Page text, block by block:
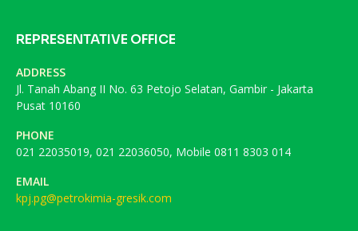
REPRESENTATIVE OFFICE
ADDRESS
Jl. Tanah Abang II No. 63 Petojo Selatan, Gambir - Jakarta
Pusat 10160
PHONE
021 22035019, 021 22036050, Mobile 0811 8303 014
EMAIL
kpj.pg@petrokimia-gresik.com